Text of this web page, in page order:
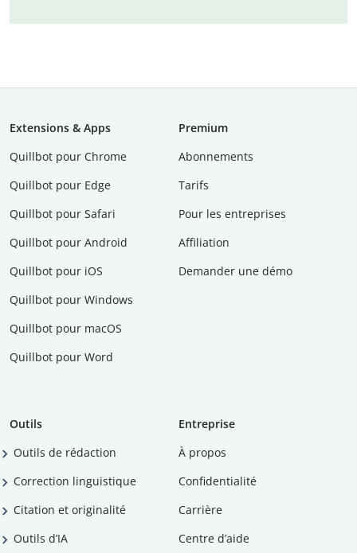
Extensions & Apps
Quillbot pour Chrome
Quillbot pour Edge
Quillbot pour Safari
Quillbot pour Android
Quillbot pour iOS
Quillbot pour Windows
Quillbot pour macOS
Quillbot pour Word
Premium
Abonnements
Tarifs
Pour les entreprises
Affiliation
Demander une démo
Outils
Outils de rédaction
Correction linguistique
Citation et originalité
Outils d’IA
Entreprise
À propos
Confidentialité
Carrière
Centre d’aide